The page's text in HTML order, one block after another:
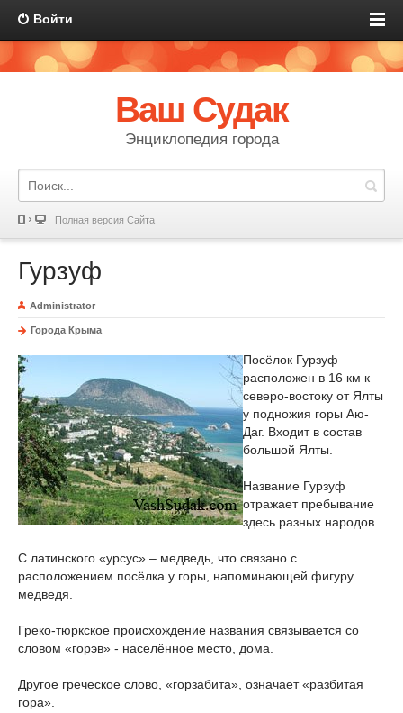
Войти
Ваш Судак
Энциклопедия города
Полная версия Сайта
Гурзуф
Administrator
Города Крыма
Посёлок Гурзуф
расположен в 16 км к
северо-востоку от Ялты
у подножия горы Аю-
Даг. Входит в состав
большой Ялты.
Название Гурзуф
отражает пребывание
здесь разных народов.
С латинского «урсус» – медведь, что связано с
расположением посёлка у горы, напоминающей фигуру
медведя.
Греко-тюркское происхождение названия связывается со
словом «горэв» - населённое место, дома.
Другое греческое слово, «горзабита», означает «разбитая
гора».